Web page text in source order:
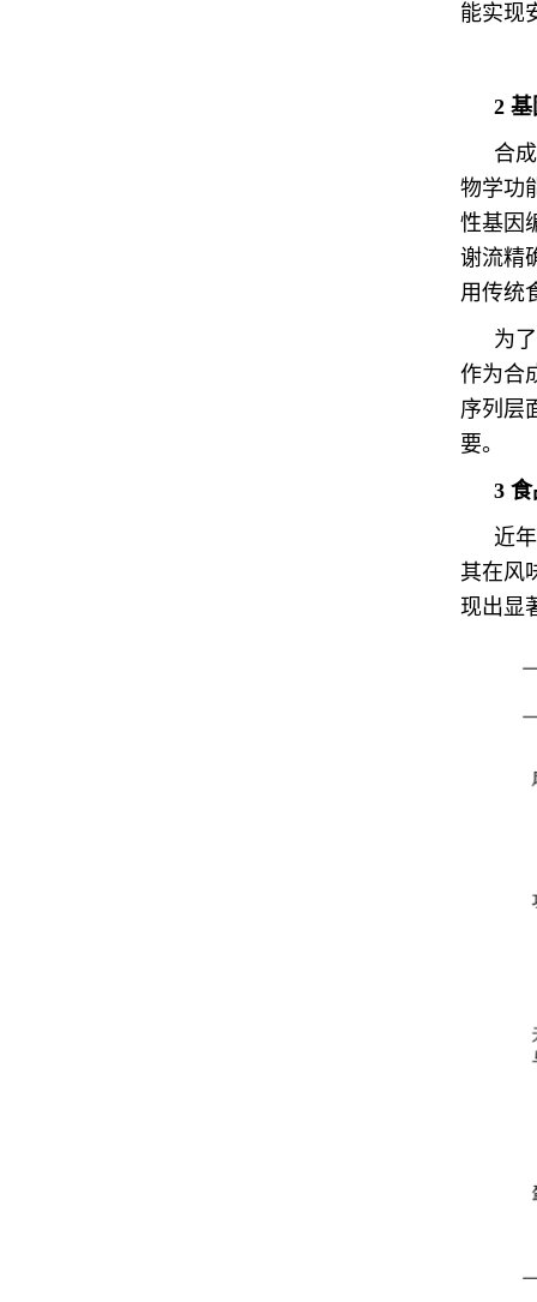
能实现
2 基
合
物学功
性基因
谢流精
用传统
为
作为合
序列层
要。
3 食
近
其在风
现出显